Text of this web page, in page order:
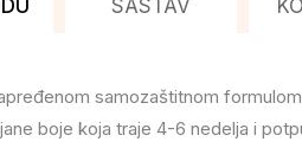
SASTAV
samozaštitnom
boje koja traje 4-6 nedelja i